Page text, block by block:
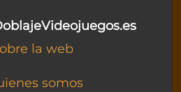
la web
somos